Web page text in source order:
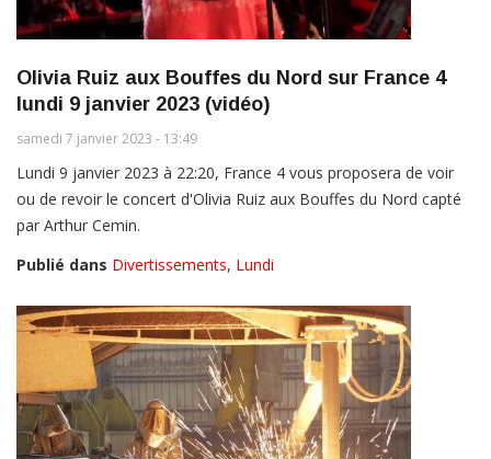
Olivia Ruiz aux Bouffes du Nord sur France 4
lundi 9 janvier 2023 (vidéo)
samedi 7 janvier 2023 - 13:49
Lundi 9 janvier 2023 à 22:20, France 4 vous proposera de voir
ou de revoir le concert d'Olivia Ruiz aux Bouffes du Nord capté
par Arthur Cemin.
Publié dans Divertissements, Lundi